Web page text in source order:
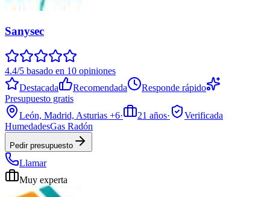
Sanysec
4.4/5 basado en 10 opiniones
Destacada
Recomendada
Responde rápido
Presupuesto gratis
León, Madrid, Asturias +6· 21 años·
Verificada
HumedadesGas Radón
Pedir presupuesto
Llamar
Muy experta